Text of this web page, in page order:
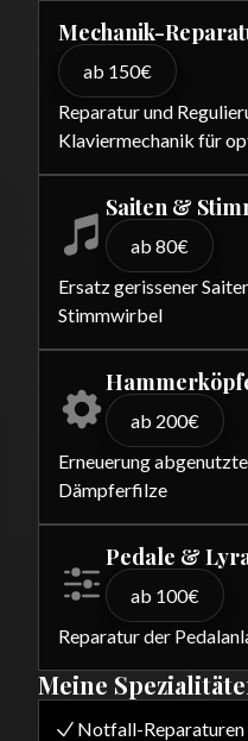
Mechanik-
ab 150€
Reparatur und
Klaviermechanik für
Saiten &
ab 80€
Ersatz gerissener
Stimmwirbel
ab 200€
Erneuerung
Dämpferfilze
Pedale &
ab 100€
Reparatur der
Meine
Notfall-